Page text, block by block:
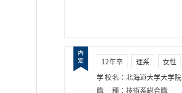
12年卒 理系
女性
学校名 ： 北海道大学大学院
職種 ： 技術系総合職